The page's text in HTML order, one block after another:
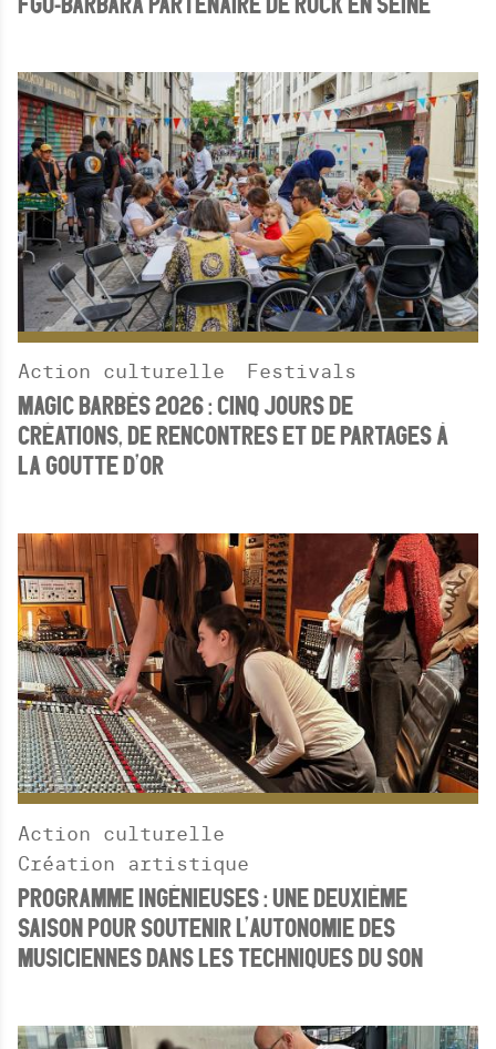
H
C
H
E
Action culturelle Festivals
MAGIC BARBÈS 2026 : CINQ JOURS DE
CRÉATIONS, DE RENCONTRES ET DE PARTAGES À
LA GOUTTE D’OR
Action culturelle
Création artistique
PROGRAMME INGÉNIEUSES : UNE DEUXIÈME
SAISON POUR SOUTENIR L’AUTONOMIE DES
MUSICIENNES DANS LES TECHNIQUES DU SON